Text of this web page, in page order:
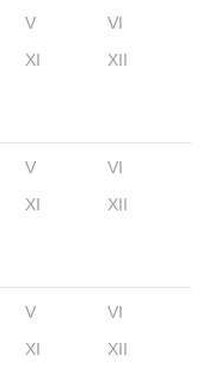
V
VI
XI XII
V
VI
XI XII
V
VI
XI XII